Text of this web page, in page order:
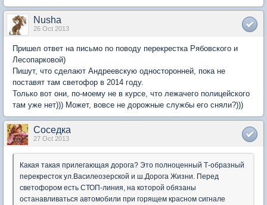
Nusha
26 Oct 2013
Пришел ответ на письмо по поводу перекрестка Рябовского и
Лесопарковой)
Пишут, что сделают Андреевскую односторонней, пока не
поставят там светофор в 2014 году.
Только вот они, по-моему не в курсе, что лежачего полицейского
там уже нет))) Может, вовсе не дорожные службы его сняли?)))
Соседка
27 Oct 2013
Какая такая прилегающая дорога? Это полноценный Т-образный
перекресток ул.Василеозерской и ш.Дорога Жизни. Перед
светофором есть СТОП-линия, на которой обязаны
останавливаться автомобили при горящем красном сигнале